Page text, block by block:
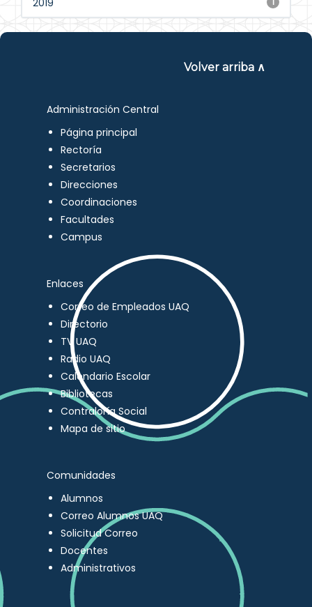
2019
Volver arriba ∧
Administración Central
Página principal
Rectoría
Secretarios
Direcciones
Coordinaciones
Facultades
Campus
Enlaces
Correo de Empleados UAQ
Directorio
TV UAQ
Radio UAQ
Calendario Escolar
Bibliotecas
Contraloría Social
Mapa de sitio
Comunidades
Alumnos
Correo Alumnos UAQ
Solicitud Correo
Docentes
Administrativos